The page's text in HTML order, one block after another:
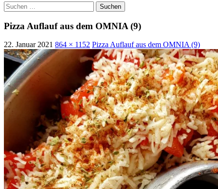
Suchen
nach:
Pizza Auflauf aus dem OMNIA (9)
22. Januar 2021 864 × 1152 Pizza Auflauf aus dem OMNIA (9)